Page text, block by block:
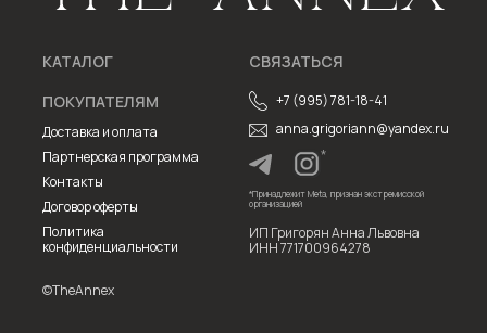
ИП Григорян Анна Львовна
ИНН 771700964278
©TheAnnex
ПОКУПАТЕЛЯМ
СВЯЗАТЬСЯ
КАТАЛОГ
Доставка и оплата
Партнерская программа
Контакты
Договор оферты
Политика
конфиденциальности
+7 (995) 781-18-41
*
anna.grigoriann@yandex.ru
*Принадлежит Meta, признан экстремисской
организацией